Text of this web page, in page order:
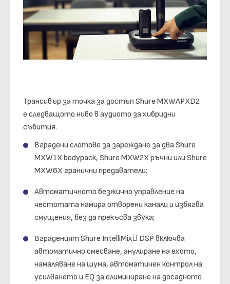
Трансивър за точка за достъп Shure MXWAPXD2
е следващото ниво в аудиото за хибридни
събития.
Вградени слотове за зареждане за два Shure
MXW1X bodypack, Shure MXW2X ръчни или Shure
MXW6X гранични предаватели;
Автоматичното безжично управление на
честотата намира отворени канали и избягва
смущения, без да прекъсва звука;
Вграденият Shure IntelliMix DSP включва
автоматично смесване, анулиране на ехото,
намаляване на шума, автоматичен контрол на
усилването и EQ за елиминиране на досадното